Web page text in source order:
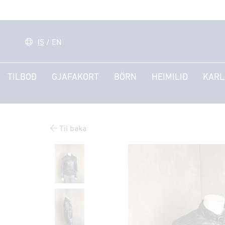
IS / EN
TILBOÐ GJAFAKORT BÖRN HEIMILIÐ
Til baka